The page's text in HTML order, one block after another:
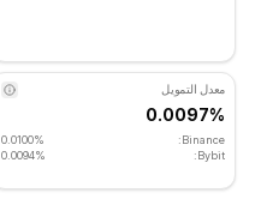
معدل التمويل
0.0097%
Binance:
0.0100%
Bybit:
0.0094%